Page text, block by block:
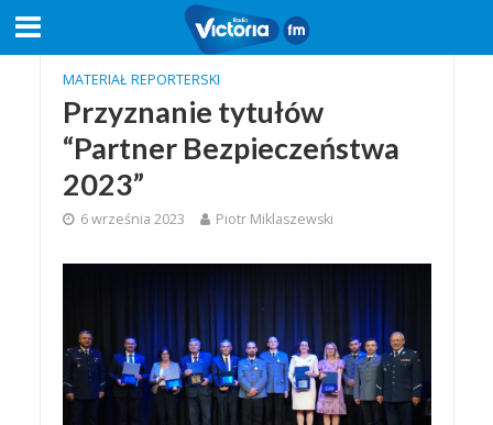
MATERIAŁ REPORTERSKI
Przyznanie tytułów
“Partner Bezpieczeństwa
2023”
6 września 2023 Piotr Miklaszewski